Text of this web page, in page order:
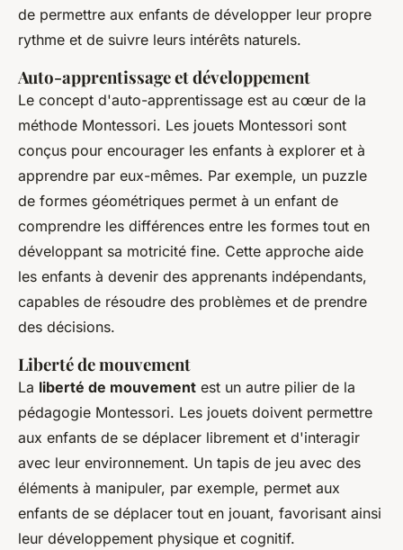
de permettre aux enfants de développer leur propre
rythme et de suivre leurs intérêts naturels.
Auto-apprentissage et développement
Le concept d'auto-apprentissage est au cœur de la
méthode Montessori. Les jouets Montessori sont
conçus pour encourager les enfants à explorer et à
apprendre par eux-mêmes. Par exemple, un puzzle
de formes géométriques permet à un enfant de
comprendre les différences entre les formes tout en
développant sa motricité fine. Cette approche aide
les enfants à devenir des apprenants indépendants,
capables de résoudre des problèmes et de prendre
des décisions.
Liberté de mouvement
La liberté de mouvement est un autre pilier de la
pédagogie Montessori. Les jouets doivent permettre
aux enfants de se déplacer librement et d'interagir
avec leur environnement. Un tapis de jeu avec des
éléments à manipuler, par exemple, permet aux
enfants de se déplacer tout en jouant, favorisant ainsi
leur développement physique et cognitif.